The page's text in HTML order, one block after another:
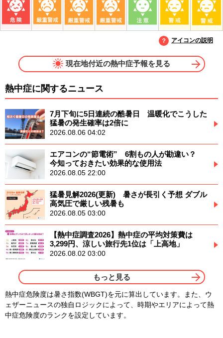
アイコンの説明
現在地付近の熱中症予報を見る
熱中症に関するニュース
7月下旬に5日連続の酷暑日 温暖化でこうした
猛暑の発生確率は2倍に
2026.08.06 04:02
エアコンの“節電術” 6割もの人が勘違い？
今知っておきたい効果的な使用法
2026.08.05 22:00
猛暑見解2026(更新) 暑さが長引く予想 ダブル
高気圧で厳しい残暑も
2026.08.05 03:00
【熱中症調査2026】熱中症の平均対策費は
3,299円、涼しい旅行先1位は「上高地」
2026.08.02 03:00
もっと見る
熱中症危険度は暑さ指数(WBGT)を元に算出しています。また、ウ
ェザーニュースの独自ロジックによって、時期やエリアによって熱
中症危険度のランクを設定しています。